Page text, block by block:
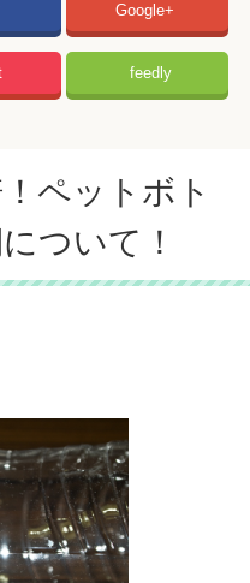
Google+
feedly
ペットボト
ついて！